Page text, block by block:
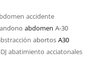
accidente
abdomen A-30
abortos A30
abatimiento acciatonales